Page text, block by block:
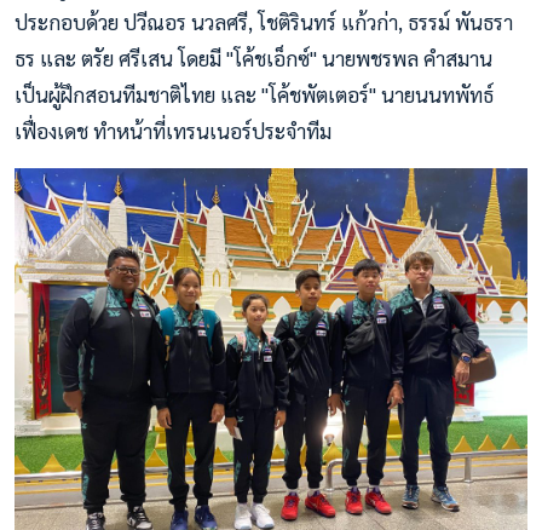
ประกอบด้วย ปวีณอร นวลศรี, โชติรินทร์ แก้วก่า, ธรรม์ พันธรา
ธร และ ตรัย ศรีเสน โดยมี "โค้ชเอ็กซ์" นายพชรพล คำสมาน
เป็นผู้ฝึกสอนทีมชาติไทย และ "โค้ชพัตเตอร์" นายนนทพัทธ์
เฟื่องเดช ทำหน้าที่เทรนเนอร์ประจำทีม